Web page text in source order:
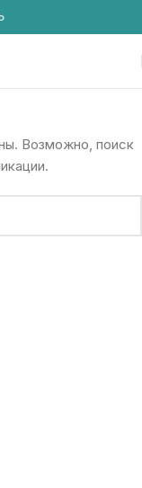
Возможно, поиск